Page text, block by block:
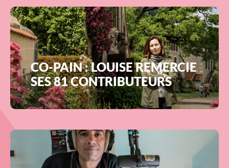
CO-PAIN : LOUISE REMERCIE
SES 81 CONTRIBUTEURS